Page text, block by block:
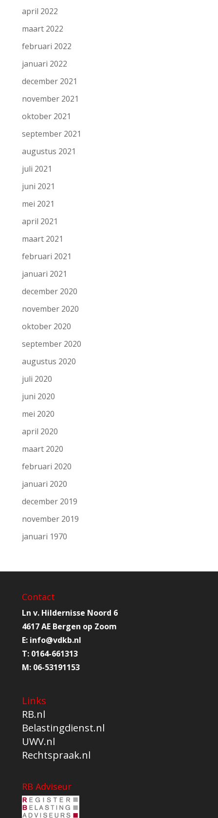
april 2022
maart 2022
februari 2022
januari 2022
december 2021
november 2021
oktober 2021
september 2021
augustus 2021
juli 2021
juni 2021
mei 2021
april 2021
maart 2021
februari 2021
januari 2021
december 2020
november 2020
oktober 2020
september 2020
augustus 2020
juli 2020
juni 2020
mei 2020
april 2020
maart 2020
februari 2020
januari 2020
december 2019
november 2019
januari 1970
Contact
Ln v. Hildernisse Noord 6
4617 AE Bergen op Zoom
E: info@vdkb.nl
T: 0164-661313
M: 06-53191153
Links
RB.nl
Belastingdienst.nl
UWV.nl
Rechtspraak.nl
RB Adviseur